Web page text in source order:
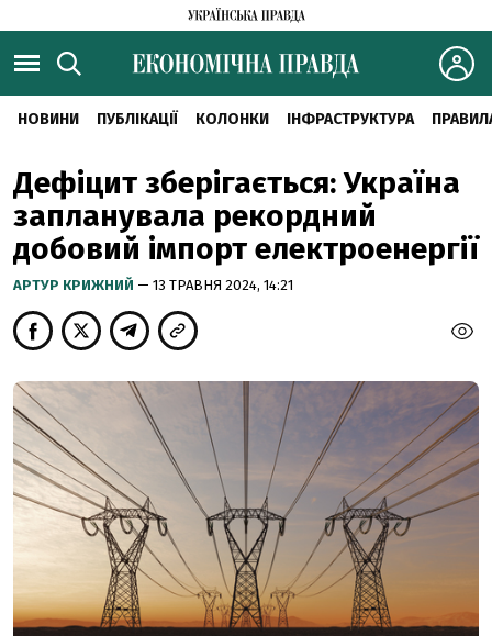
НОВИНИ ПУБЛІКАЦІЇ КОЛОНКИ ІНФРАСТРУКТУРА
Дефіцит зберігається: Україна
запланувала рекордний
добовий імпорт електроенергії
АРТУР КРИЖНИЙ — 13 ТРАВНЯ 2024, 14:21